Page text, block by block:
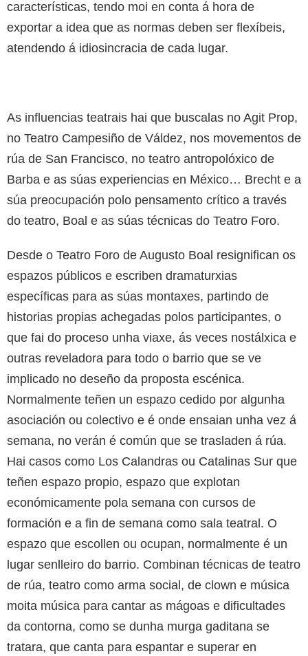
características, tendo moi en conta á hora de
exportar a idea que as normas deben ser flexíbeis,
atendendo á idiosincracia de cada lugar.
As influencias teatrais hai que buscalas no Agit Prop,
no Teatro Campesiño de Váldez, nos movementos de
rúa de San Francisco, no teatro antropolóxico de
Barba e as súas experiencias en México… Brecht e a
súa preocupación polo pensamento crítico a través
do teatro, Boal e as súas técnicas do Teatro Foro.
Desde o Teatro Foro de Augusto Boal resignifican os
espazos públicos e escriben dramaturxias
específicas para as súas montaxes, partindo de
historias propias achegadas polos participantes, o
que fai do proceso unha viaxe, ás veces nostálxica e
outras reveladora para todo o barrio que se ve
implicado no deseño da proposta escénica.
Normalmente teñen un espazo cedido por algunha
asociación ou colectivo e é onde ensaian unha vez á
semana, no verán é común que se trasladen á rúa.
Hai casos como Los Calandras ou Catalinas Sur que
teñen espazo propio, espazo que explotan
económicamente pola semana con cursos de
formación e a fin de semana como sala teatral. O
espazo que escollen ou ocupan, normalmente é un
lugar senlleiro do barrio. Combinan técnicas de teatro
de rúa, teatro como arma social, de clown e música
moita música para cantar as mágoas e dificultades
da contorna, como se dunha murga gaditana se
tratara, que canta para espantar e superar en